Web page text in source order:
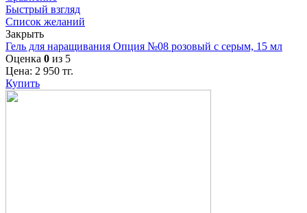
Быстрый взгляд
Список желаний
Закрыть
Гель для наращивания Опция №08 розовый с серым, 15 мл
Оценка 0 из 5
Цена: 2 950 тг.
Купить